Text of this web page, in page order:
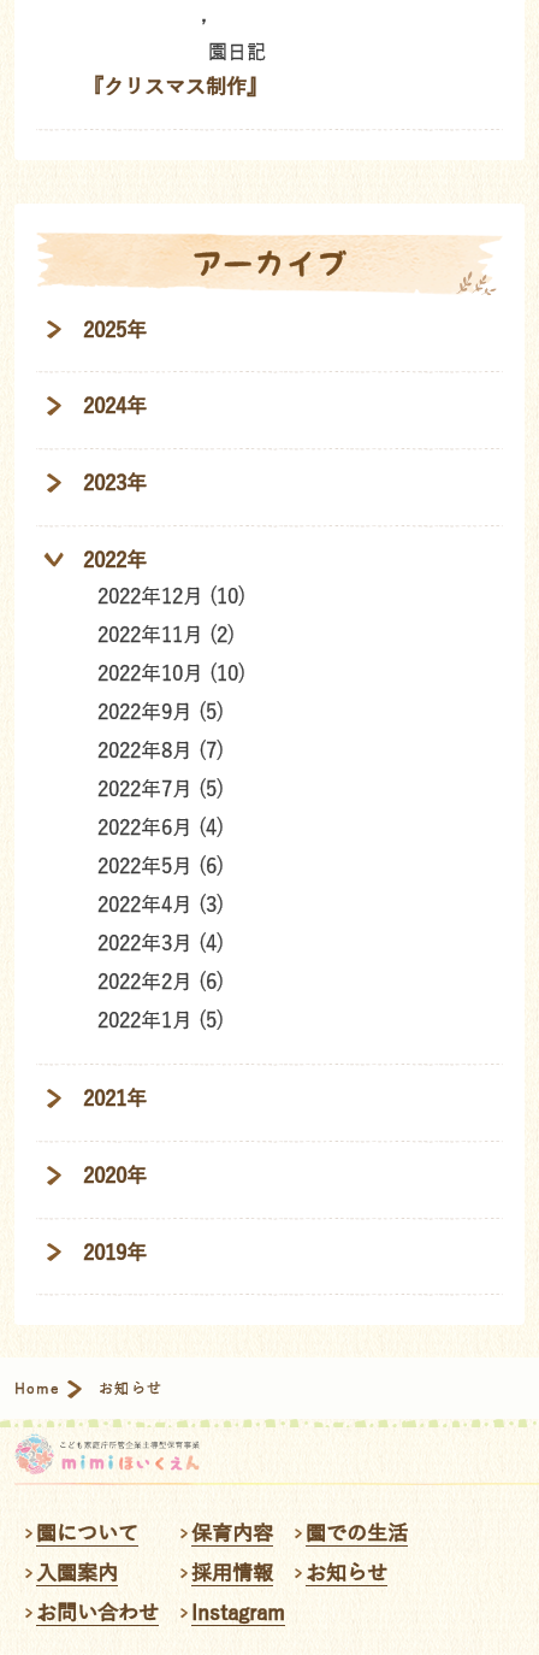
,
園日記
『クリスマス制作』
アーカイブ
2025年
2024年
2023年
2022年
2022年12月 (10)
2022年11月 (2)
2022年10月 (10)
2022年9月 (5)
2022年8月 (7)
2022年7月 (5)
2022年6月 (4)
2022年5月 (6)
2022年4月 (3)
2022年3月 (4)
2022年2月 (6)
2022年1月 (5)
2021年
2020年
2019年
Home お知らせ
園について 保育内容
園での生活
入園案内
採用情報
お知らせ
お問い合わせ
Instagram